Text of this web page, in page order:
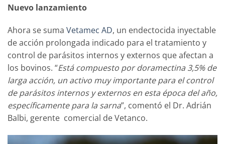
Nuevo lanzamiento
Ahora se suma Vetamec AD, un endectocida inyectable
de acción prolongada indicado para el tratamiento y
control de parásitos internos y externos que afectan a
los bovinos. “Está compuesto por doramectina 3,5% de
larga acción, un activo muy importante para el control
de parásitos internos y externos en esta época del año,
específicamente para la sarna”, comentó el Dr. Adrián
Balbi, gerente comercial de Vetanco.